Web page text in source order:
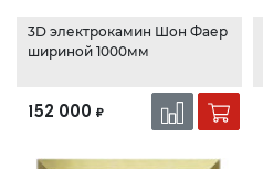
3D электрокамин Шон Фаер
шириной 1000мм
152 000 ₽